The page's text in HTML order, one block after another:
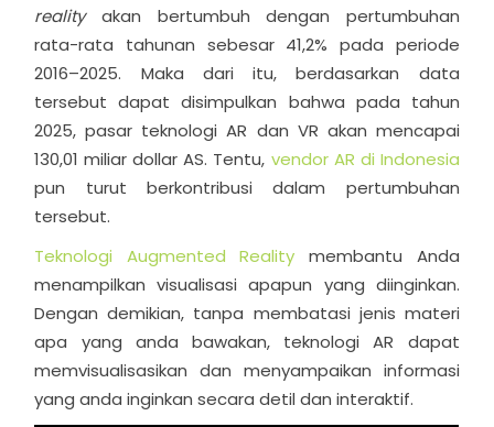
reality akan bertumbuh dengan pertumbuhan
rata-rata tahunan sebesar 41,2% pada periode
2016–2025. Maka dari itu, berdasarkan data
tersebut dapat disimpulkan bahwa pada tahun
2025, pasar teknologi AR dan VR akan mencapai
130,01 miliar dollar AS. Tentu, vendor AR di Indonesia
pun turut berkontribusi dalam pertumbuhan
tersebut.
Teknologi Augmented Reality membantu Anda
menampilkan visualisasi apapun yang diinginkan.
Dengan demikian, tanpa membatasi jenis materi
apa yang anda bawakan, teknologi AR dapat
memvisualisasikan dan menyampaikan informasi
yang anda inginkan secara detil dan interaktif.